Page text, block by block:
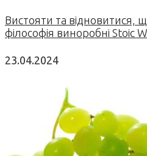
Вистояти та відновитися,
філософія виноробні Stoic
23.04.2024